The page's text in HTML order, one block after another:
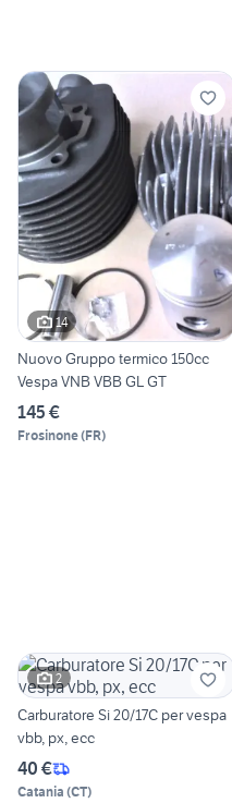
14
Nuovo Gruppo termico 150cc
Vespa VNB VBB GL GT
145 €
Frosinone(FR)
2
Carburatore Si 20/17C per vespa
vbb, px, ecc
40 €
Catania (CT)